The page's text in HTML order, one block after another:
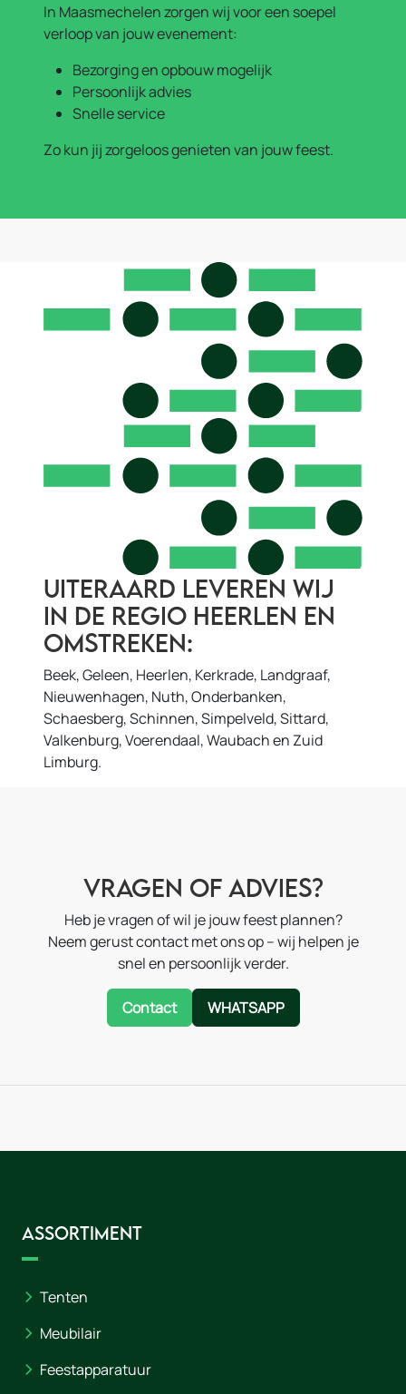
In Maasmechelen zorgen wij voor een soepel
verloop van jouw evenement:
Bezorging en opbouw mogelijk
Persoonlijk advies
Snelle service
Zo kun jij zorgeloos genieten van jouw feest.
Uiteraard leveren wij
in de regio Heerlen en
omstreken:
Beek, Geleen, Heerlen, Kerkrade, Landgraaf,
Nieuwenhagen, Nuth, Onderbanken,
Schaesberg, Schinnen, Simpelveld, Sittard,
Valkenburg, Voerendaal, Waubach en Zuid
Limburg.
Vragen of advies?
Heb je vragen of wil je jouw feest plannen?
Neem gerust contact met ons op – wij helpen je
snel en persoonlijk verder.
Contact WHATSAPP
Assortiment
Tenten
Meubilair
Feestapparatuur